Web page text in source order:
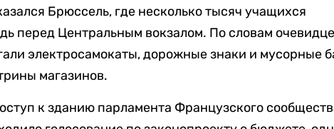
Брюссель, где несколько тысяч учащихся
перед Центральным вокзалом. По словам
электросамокаты, дорожные знаки и мусорные
магазинов.
к зданию парламента Французского